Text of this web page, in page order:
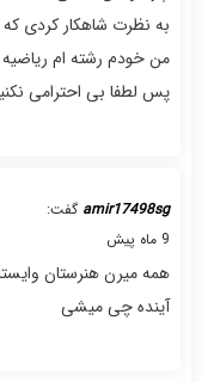
به نظرت شاهکار کردی
من خودم رشته ام
پس لطفا بی احترامی
amir17498sg گفت:
9 ماه پیش
همه میرن هنرستان
آینده چی میشی